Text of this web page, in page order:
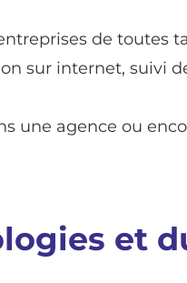
de toutes
sur internet, suivi
une agence ou
et